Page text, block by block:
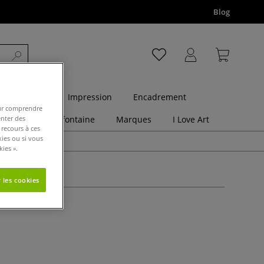
Blog
Impression
Encadrement
Clairefontaine Marques I Love Art
comprendre
des
à ces
ou si vous
».
cookies